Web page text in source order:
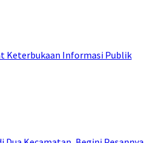
Keterbukaan Informasi Publik